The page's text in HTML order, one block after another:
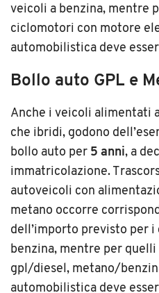
veicoli a benzina, mentre
ciclomotori con motore
automobilistica deve
Bollo auto GPL e
Anche i veicoli alimentati
che ibridi, godono
bollo auto per 5 anni, a
immatricolazione.
autoveicoli con
metano occorre
dell’importo previsto per
benzina, mentre per
gpl/diesel, metano/
automobilistica deve